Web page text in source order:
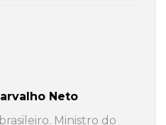
Neto
Ministro do